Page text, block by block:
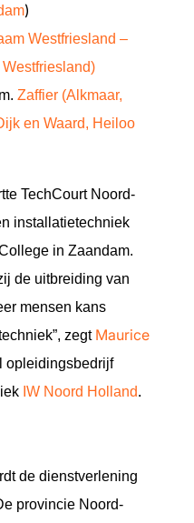
)
Westfriesland –
Zaffier (Alkmaar,
en Waard, Heiloo
TechCourt Noord-
installatietechniek
in Zaandam.
de uitbreiding van
mensen kans
zegt Maurice
opleidingsbedrijf
IW Noord Holland.
de dienstverlening
provincie Noord-